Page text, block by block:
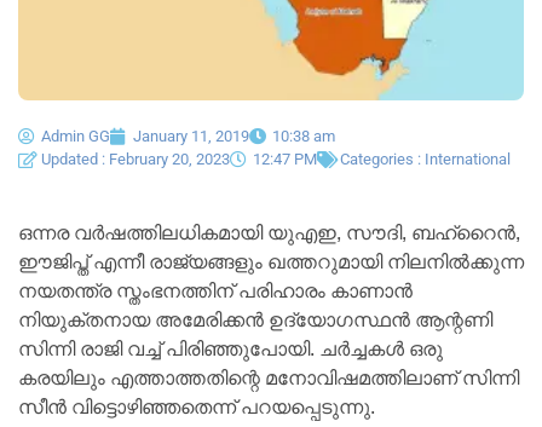
Admin GG January 11, 2019
10:38 am
Updated : February 20, 2023
12:47 PM Categories : International
ഒന്നര വർഷത്തിലധികമായി യുഎഇ, സൗദി, ബഹ്‌റൈൻ,
ഈജിപ്ത് എന്നീ രാജ്യങ്ങളും ഖത്തറുമായി നിലനിൽക്കുന്ന
നയതന്ത്ര സ്തംഭനത്തിന് പരിഹാരം കാണാൻ
നിയുക്തനായ അമേരിക്കൻ ഉദ്യോഗസ്ഥൻ ആന്റണി
സിന്നി രാജി വച്ച് പിരിഞ്ഞുപോയി. ചർച്ചകൾ ഒരു
കരയിലും എത്താത്തതിന്റെ മനോവിഷമത്തിലാണ് സിന്നി
സീൻ വിട്ടൊഴിഞ്ഞതെന്ന് പറയപ്പെടുന്നു.